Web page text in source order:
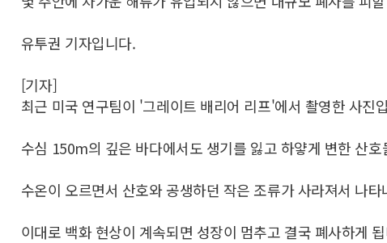
유투권 기자입니다.
[기자]
최근 미국 연구팀이 '그레이트 배리어 리프'에서 촬영한 사진
수심 150m의 깊은 바다에서도 생기를 잃고 하얗게 변한 산
수온이 오르면서 산호와 공생하던 작은 조류가 사라져서 나
이대로 백화 현상이 계속되면 성장이 멈추고 결국 폐사하게